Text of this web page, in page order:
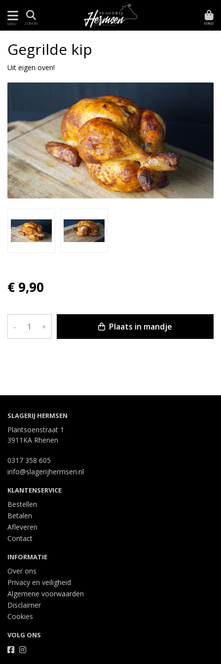
MENU ZOEKEN MAND
Gegrilde kip
Uit eigen oven!
€ 9,90
– + Plaats in mandje
SLAGERIJ HERMSEN
Plantsoenstraat 1
3911KA Rhenen
0317 358 605
info@slagerijhermsen.nl
KLANTENSERVICE
Bestellen
Betalen
Afleveren
Contact
INFORMATIE
Over ons
Privacy en veiligheid
Algemene voorwaarden
Disclaimer
Cookies
VOLG ONS